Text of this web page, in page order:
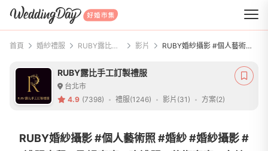
WeddingDay 好婚市集
首頁 婚紗禮服 RUBY露比手工訂製禮服 影片 RUBY婚紗攝影 #個人藝術照 #婚紗 #婚紗攝影 #禮服出租 #孕婦寫真 #晚禮服 #藝術寫真 #白紗造型 #新娘髮型 #寶寶照
RUBY露比手工訂製禮服
台北市
4.9 (7398) 禮服(1246) 影片(31) 方案(2)
RUBY婚紗攝影 #個人藝術照 #婚紗 #婚紗攝影 #